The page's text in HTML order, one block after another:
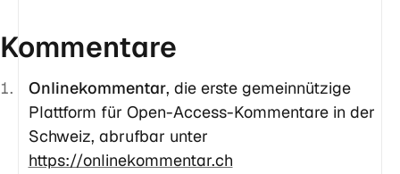
Kommentare
Onlinekommentar, die erste gemeinnützige
Plattform für Open-Access-Kommentare in der
Schweiz, abrufbar unter
https://onlinekommentar.ch